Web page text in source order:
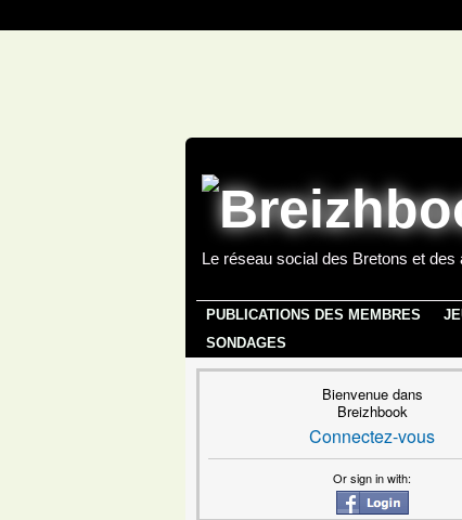
Le réseau social des Bretons et des
PUBLICATIONS DES MEMBRES
SONDAGES
Bienvenue dans
Breizhbook
Connectez-vous
Or sign in with: